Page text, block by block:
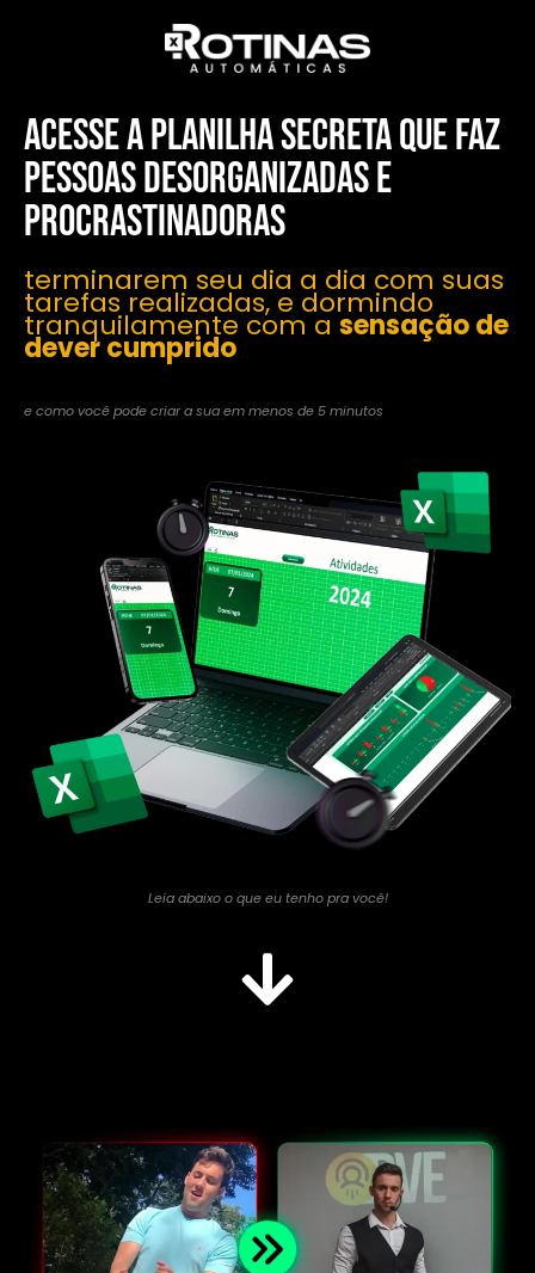
acesse A Planilha secreta que faz
pessoas desorganizadas e
procrastinadoras
terminarem seu dia a dia com suas
tarefas realizadas, e dormindo
tranquilamente com a sensação de
dever cumprido
e como você pode criar a sua em menos de 5 minutos
Leia abaixo o que eu tenho pra você!